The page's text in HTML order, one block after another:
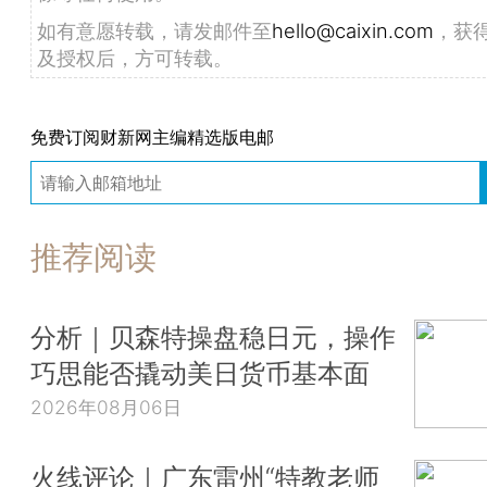
如有意愿转载，请发邮件至hello@caixin.com ，获
及授权后，方可转载。
免费订阅财新网主编精选版电邮
推荐阅读
分析｜贝森特操盘稳日元，操作
巧思能否撬动美日货币基本面
2026年08月06日
火线评论｜广东雷州“特教老师